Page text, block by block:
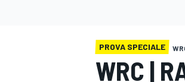
PROVA SPECIALE
WRC |